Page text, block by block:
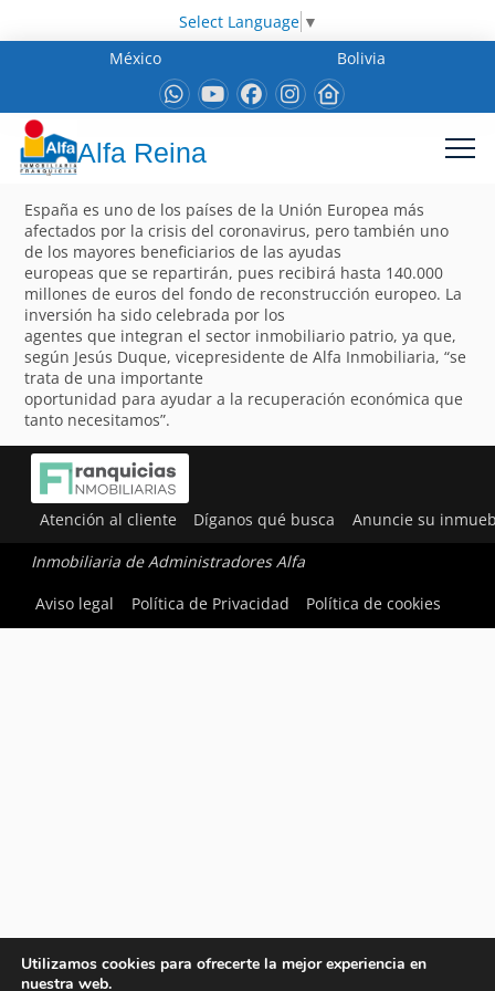
Select Language ▼
México
Bolivia
Alfa Reina
España es uno de los países de la Unión Europea más
afectados por la crisis del coronavirus, pero también uno
de los mayores beneficiarios de las ayudas
europeas que se repartirán, pues recibirá hasta 140.000
millones de euros del fondo de reconstrucción europeo. La
inversión ha sido celebrada por los
agentes que integran el sector inmobiliario patrio, ya que,
según Jesús Duque, vicepresidente de Alfa Inmobiliaria, “se
trata de una importante
oportunidad para ayudar a la recuperación económica que
tanto necesitamos”.
Atención al cliente Díganos qué busca Anuncie su
Inmobiliaria de Administradores Alfa
Aviso legal
Política de Privacidad Política de cookies
Utilizamos cookies para ofrecerte la mejor experiencia en
nuestra web.